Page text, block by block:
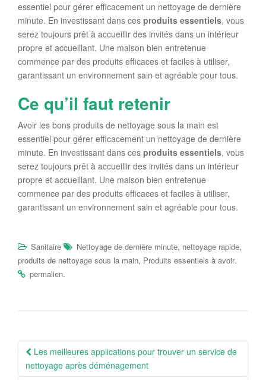
essentiel pour gérer efficacement un nettoyage de dernière
minute. En investissant dans ces produits essentiels, vous
serez toujours prêt à accueillir des invités dans un intérieur
propre et accueillant. Une maison bien entretenue
commence par des produits efficaces et faciles à utiliser,
garantissant un environnement sain et agréable pour tous.
Ce qu’il faut retenir
Avoir les bons produits de nettoyage sous la main est
essentiel pour gérer efficacement un nettoyage de dernière
minute. En investissant dans ces produits essentiels, vous
serez toujours prêt à accueillir des invités dans un intérieur
propre et accueillant. Une maison bien entretenue
commence par des produits efficaces et faciles à utiliser,
garantissant un environnement sain et agréable pour tous.
Sanitaire Nettoyage de dernière minute, nettoyage rapide,
produits de nettoyage sous la main, Produits essentiels à avoir.
permalien.
Navigation
Article
Les meilleures applications pour trouver un service de
nettoyage après déménagement